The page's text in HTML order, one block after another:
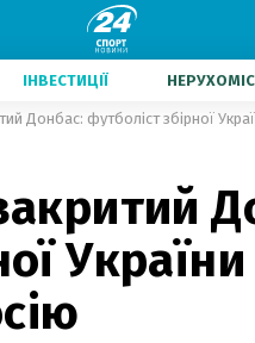
ІНВЕСТИЦІЇ
Донбас: футболіст збірної